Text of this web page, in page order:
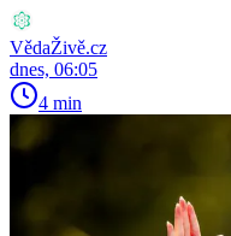
VědaŽivě.cz
dnes, 06:05
4 min